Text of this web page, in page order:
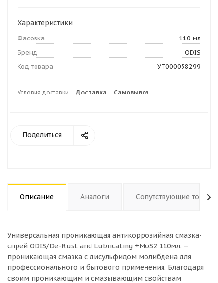
Характеристики
Фасовка
110 мл
Бренд
ODIS
Код товара
УТ000038299
Условия доставки Доставка Самовывоз
Поделиться
Описание Аналоги Сопутствующие товары
Универсальная проникающая антикоррозийная смазка-
спрей ODIS/De-Rust and Lubricating +MoS2 110мл. –
проникающая смазка с дисульфидом молибдена для
профессионального и бытового применения. Благодаря
своим проникающим и смазывающим свойствам